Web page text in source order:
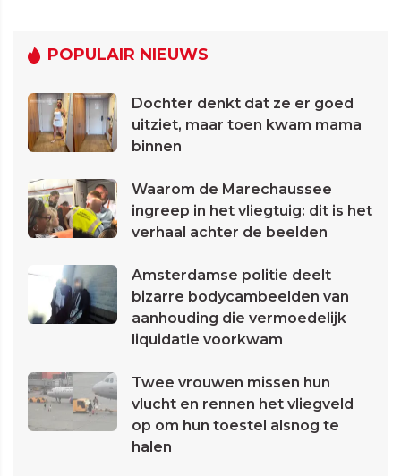
POPULAIR NIEUWS
Dochter denkt dat ze er goed
uitziet, maar toen kwam mama
binnen
Waarom de Marechaussee
ingreep in het vliegtuig: dit is het
verhaal achter de beelden
Amsterdamse politie deelt
bizarre bodycambeelden van
aanhouding die vermoedelijk
liquidatie voorkwam
Twee vrouwen missen hun
vlucht en rennen het vliegveld
op om hun toestel alsnog te
halen